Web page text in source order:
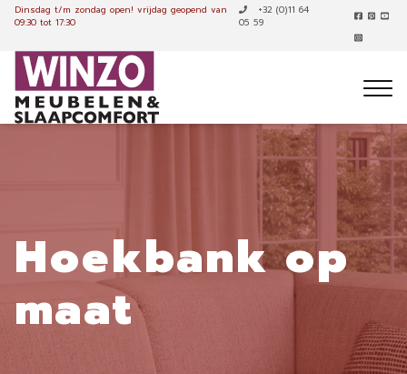
Dinsdag t/m zondag open! vrijdag geopend van
09:30 tot 17:30
+32 (0)11 64
05 59
Hoekbank op
maat